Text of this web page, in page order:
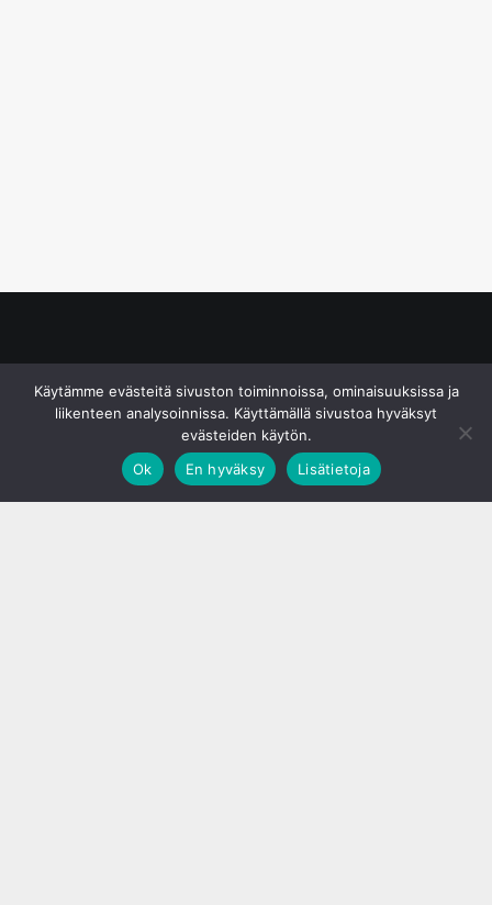
Käytämme evästeitä sivuston toiminnoissa, ominaisuuksissa ja
liikenteen analysoinnissa. Käyttämällä sivustoa hyväksyt
evästeiden käytön.
Ok
En hyväksy Lisätietoja